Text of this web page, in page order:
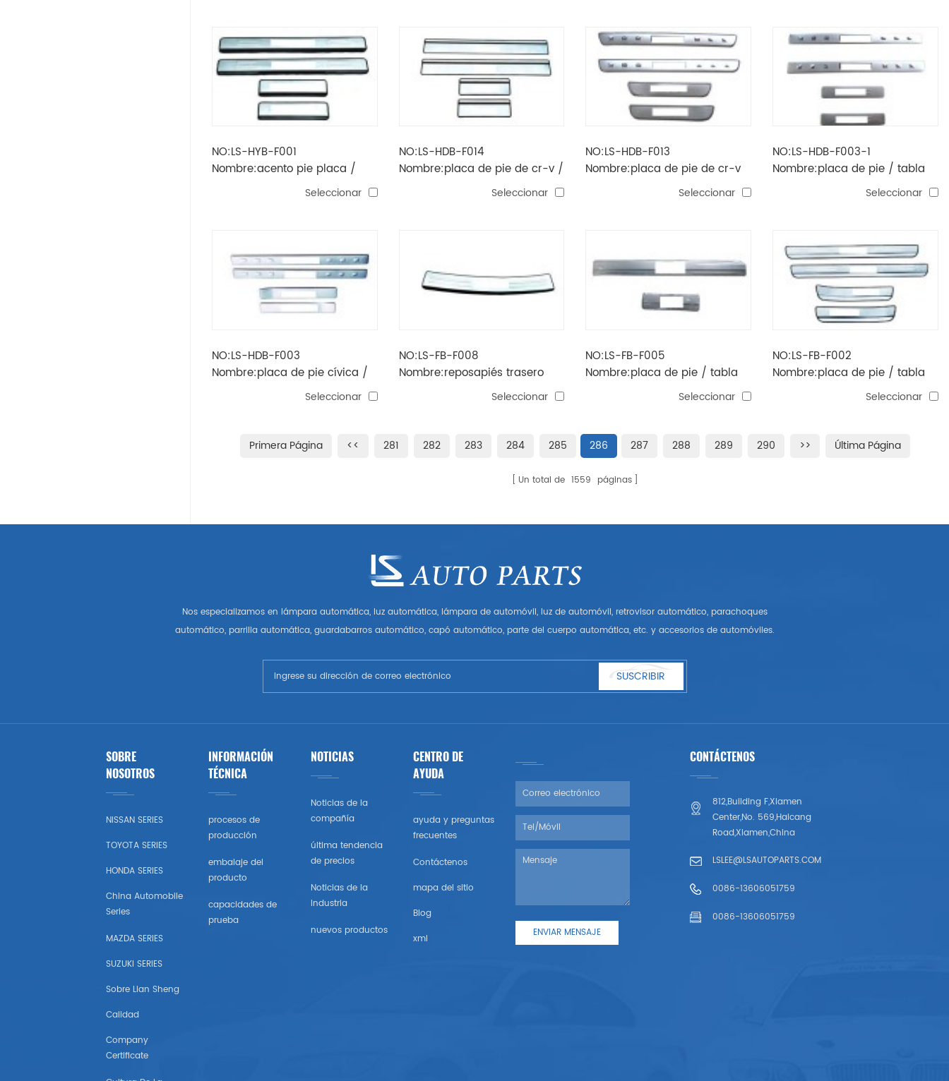
Nissan (estados Unidos)
Mitsubishi (estados Unidos)
Chrysler Estados Unidos
NO:LS-HYB-F001
Nombre:acento pie placa /
Seleccionar
NO:LS-HDB-F014
Nombre:placa de pie de cr-v /
Seleccionar
NO:LS-HDB-F013
Nombre:placa de pie de cr-v
Seleccionar
NO:LS-HDB-F003-1
Nombre:placa de pie / tabla
de pie de civic ledSeleccionar
NO:LS-HDB-F003
Nombre:placa de pie cívica /
Seleccionar
NO:LS-FB-F008
Nombre:reposapiés trasero
Seleccionar
NO:LS-FB-F005
Nombre:placa de pie / tabla
Seleccionar
NO:LS-FB-F002
Nombre:placa de pie / tabla
Seleccionar
Primera Página << 281 282 283 284 285 286 287 288 289 290 >> Última Página
Un total de 1559 páginas
Nos especializamos en lámpara automática, luz automática, lámpara de automóvil, luz de automóvil, retrovisor automático, parachoques
automático, parrilla automática, guardabarros automático, capó automático, parte del cuerpo automática, etc. y accesorios de automóviles.
SUSCRIBIR
SOBRE
NOSOTROS
NISSAN SERIES
TOYOTA SERIES
HONDA SERIES
China Automobile
Series
MAZDA SERIES
SUZUKI SERIES
Sobre Lian Sheng
Calidad
Company
Certificate
INFORMACIÓN
TÉCNICA
procesos de
producción
embalaje del
producto
capacidades de
prueba
NOTICIAS
Noticias de la
compañía
última tendencia
de precios
Noticias de la
Industria
nuevos productos
CENTRO DE
AYUDA
ayuda y preguntas
frecuentes
Contáctenos
mapa del sitio
Blog
xml
CONTÁCTENOS
812,Building F,Xiamen
Center,No. 569,Haicang
Road,Xiamen,China
LSLEE@LSAUTOPARTS.COM
0086-13606051759
0086-13606051759